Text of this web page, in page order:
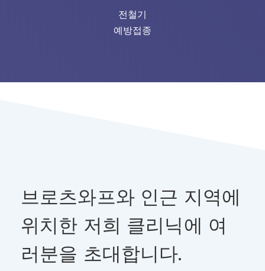
전철기
예방접종
브로츠와프와 인근 지역에
위치한 저희 클리닉에 여
러분을 초대합니다.